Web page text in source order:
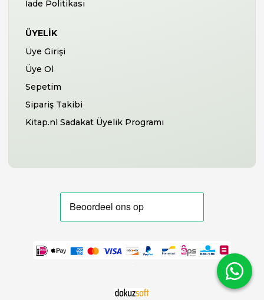
İade Politikası
ÜYELIK
Üye Girişi
Üye Ol
Sepetim
Sipariş Takibi
Kitap.nl Sadakat Üyelik Programı